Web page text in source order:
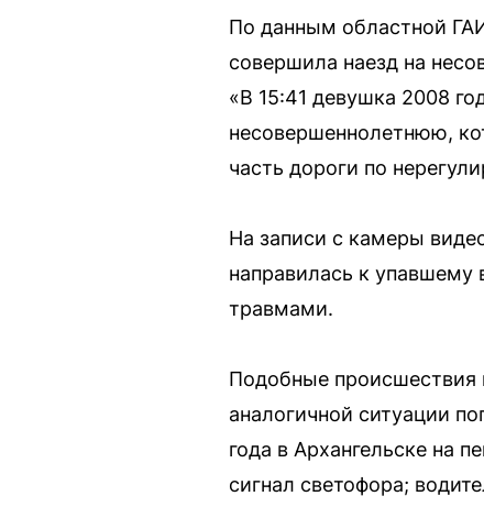
По данным областной
совершила наезд на
«В 15:41 девушка 2008
несовершеннолетнюю,
часть дороги по
На записи с камеры
направилась к упавшему
травмами.
Подобные происшествия
аналогичной ситуации
года в Архангельске на
сигнал светофора;